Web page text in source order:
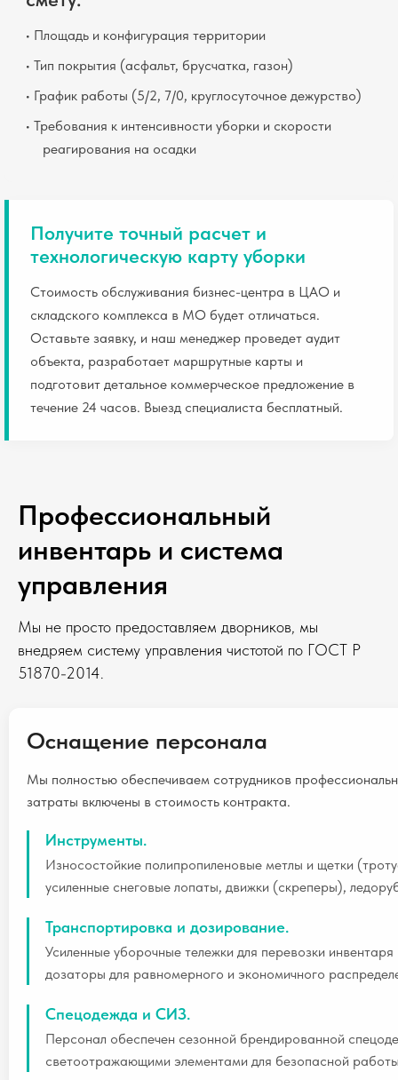
• Площадь и конфигурация территории
• Тип покрытия (асфальт, брусчатка, газон)
• График работы (5/2, 7/0, круглосуточное дежурство)
• Требования к интенсивности уборки и скорости
реагирования на осадки
Получите точный расчет и
технологическую карту уборки
Стоимость обслуживания бизнес-центра в ЦАО и
складского комплекса в МО будет отличаться.
Оставьте заявку, и наш менеджер проведет аудит
объекта, разработает маршрутные карты и
подготовит детальное коммерческое предложение в
течение 24 часов. Выезд специалиста бесплатный.
Профессиональный
инвентарь и система
управления
Мы не просто предоставляем дворников, мы
внедряем систему управления чистотой по ГОСТ Р
51870-2014.
Оснащение персонала
Мы полностью обеспечиваем сотрудников
затраты включены в стоимость контракта.
Инструменты.
Износостойкие полипропиленовые метлы и щетки
усиленные снеговые лопаты, движки (скреперы),
Транспортировка и дозирование.
Усиленные уборочные тележки для перевозки
дозаторы для равномерного и экономичного
Спецодежда и СИЗ.
Персонал обеспечен сезонной брендированной
светоотражающими элементами для безопасной